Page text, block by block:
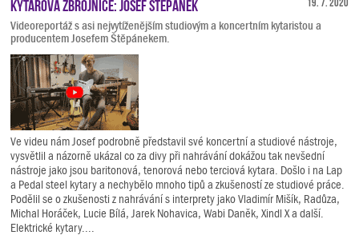
Kytarová zbrojnice: Josef Štěpánek
Videoreportáž s asi nejvytíženějším studiovým a koncertním kytaristou a
producentem Josefem Štěpánekem.
Ve videu nám Josef podrobně představil své koncertní a studiové nástroje,
vysvětlil a názorně ukázal co za divy při nahrávání dokážou tak nevšední
nástroje jako jsou baritonová, tenorová nebo terciová kytara. Došlo i na Lap
a Pedal steel kytary a nechybělo mnoho tipů a zkušeností ze studiové práce.
Podělil se o zkušenosti z nahrávání s interprety jako Vladimír Mišík, Radůza,
Michal Horáček, Lucie Bílá, Jarek Nohavica, Wabi Daněk, Xindl X a další.
Elektrické kytary....